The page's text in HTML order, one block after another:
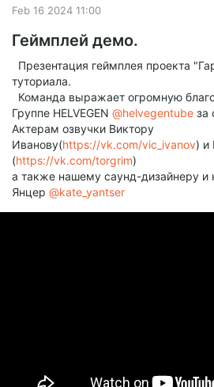
Feb 16 2024 11:00
Геймплей демо.
Презентация геймплея проекта
туториала.
Команда выражает огромную
Группе HELVEGEN @helvegentube за
Актерам озвучки Виктору
Иванову(https://vk.com/vic_ivanov) и
(https://vk.com/torgrim)
а также нашему саунд-дизайнеру и
Янцер @kate_yantser